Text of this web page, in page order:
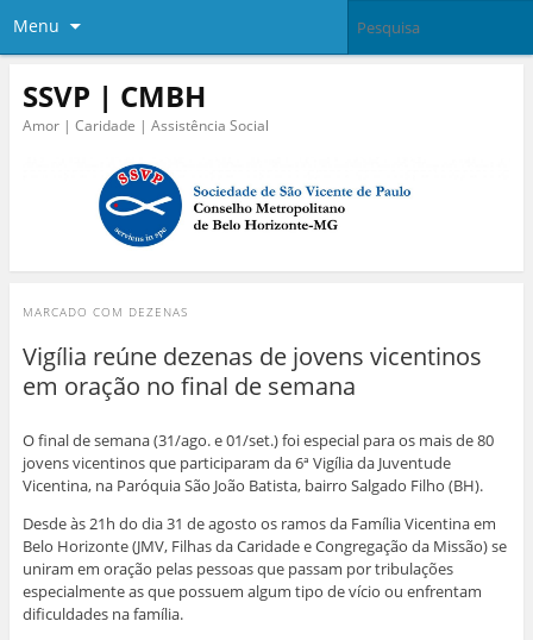
Menu
SSVP | CMBH
Amor | Caridade | Assistência Social
MARCADO COM DEZENAS
Vigília reúne dezenas de jovens vicentinos
em oração no final de semana
O final de semana (31/ago. e 01/set.) foi especial para os mais de 80
jovens vicentinos que participaram da 6ª Vigília da Juventude
Vicentina, na Paróquia São João Batista, bairro Salgado Filho (BH).
Desde às 21h do dia 31 de agosto os ramos da Família Vicentina em
Belo Horizonte (JMV, Filhas da Caridade e Congregação da Missão) se
uniram em oração pelas pessoas que passam por tribulações
especialmente as que possuem algum tipo de vício ou enfrentam
dificuldades na família.